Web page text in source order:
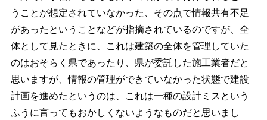
うことが想定されていなかった、その点で情報共有不足
があったということなどが指摘されているのですが、全
体として見たときに、これは建築の全体を管理していた
のはおそらく県であったり、県が委託した施工業者だと
思いますが、情報の管理ができていなかった状態で建設
計画を進めたというのは、これは一種の設計ミスという
ふうに言ってもおかしくないようなものだと思いまし